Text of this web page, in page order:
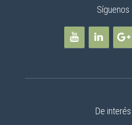
Síguenos
De interés